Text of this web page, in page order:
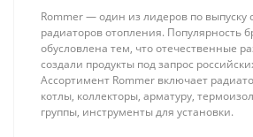
Stout 3-х
Rommer — один из лидеров по выпуску
радиаторов отопления. Популярность
обусловлена тем, что отечественные
создали продукты под запрос
Ассортимент Rommer включает
котлы, коллекторы, арматуру,
группы, инструменты для установки.